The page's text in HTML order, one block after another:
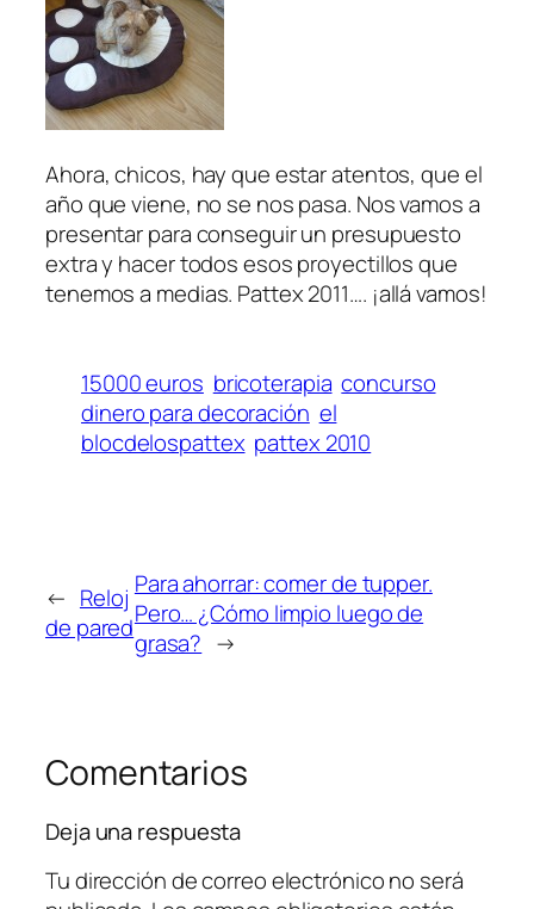
Ahora, chicos, hay que estar atentos, que el
año que viene, no se nos pasa. Nos vamos a
presentar para conseguir un presupuesto
extra y hacer todos esos proyectillos que
tenemos a medias. Pattex 2011…. ¡allá vamos!
15000 euros bricoterapia concurso
dinero para decoración el
blocdelospattex pattex 2010
← Reloj
de pared
Para ahorrar: comer de tupper.
Pero… ¿Cómo limpio luego de
grasa? →
Comentarios
Deja una respuesta
Tu dirección de correo electrónico no será